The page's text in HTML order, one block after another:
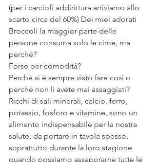
(per i carciofi addirittura arriviamo allo
scarto circa del 60%) Dei miei adorati
Broccoli la maggior parte delle
persone consuma solo le cime, ma
perché?
Forse per comodità?
Perché si è sempre visto fare così o
perché non li avete mai assaggiati?
Ricchi di sali minerali, calcio, ferro,
potassio, fosforo e vitamine, sono un
alimento indispensabile per la nostra
salute, da portare in tavola spesso,
soprattutto durante la loro stagione
quando possiamo assaporarne tutte le